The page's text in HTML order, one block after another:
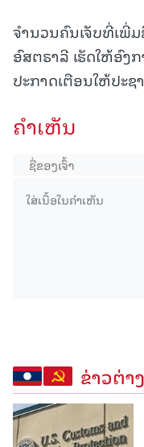
ຈຳນວນຄົນເຈັບທີ່ເພີ່ມ
ອົສຕຣາລີ ເຮັດໃຫ້ອົ
ປະກາດເຕືອນໃຫ້ປະ
ຄໍາເຫັນ
ຂ່າວຕ່າ